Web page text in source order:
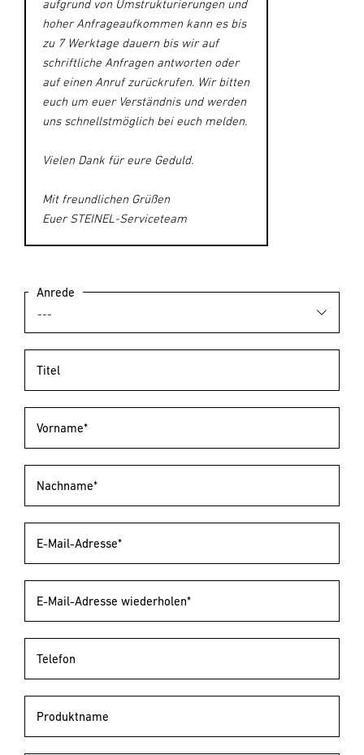
aufgrund von Umstrukturierungen und
hoher Anfrageaufkommen kann es bis
zu 7 Werktage dauern bis wir auf
schriftliche Anfragen antworten oder
auf einen Anruf zurückrufen. Wir bitten
euch um euer Verständnis und werden
uns schnellstmöglich bei euch melden.
Vielen Dank für eure Geduld.
Mit freundlichen Grüßen
Euer STEINEL-Serviceteam
Anrede
Titel
Vorname*
Nachname*
E-Mail-Adresse*
E-Mail-Adresse wiederholen*
Telefon
Produktname